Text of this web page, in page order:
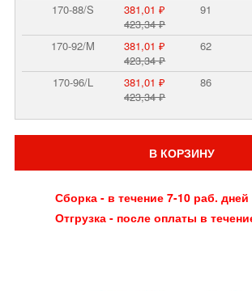
170-88/S
423,34 ₽
381,01 ₽ 91
170-92/M
423,34 ₽
381,01 ₽ 62
170-96/L
423,34 ₽
381,01 ₽ 86
В КОРЗИНУ
Сборка - в течение 7-10 раб. дней
Отгрузка - после оплаты в